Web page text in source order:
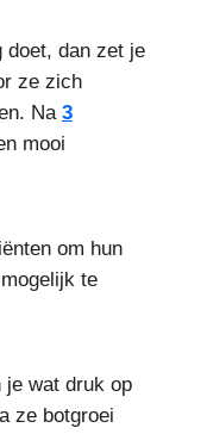
doet, dan zet je
ze zich
Na 3
mooi
om hun
te
je wat druk op
ze botgroei